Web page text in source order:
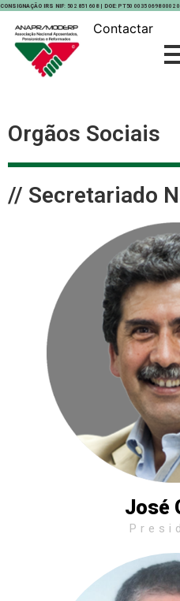
CONSIGNAÇÃO IRS NIF: 502 851 608 | DOE: PT50 0035 0698 0002
Contactar
Orgãos Sociais
// Secretariado
José